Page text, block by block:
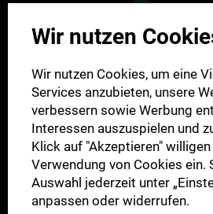
Wir nutzen
Wir nutzen Cookies, um eine
Services anzubieten, unsere
verbessern sowie Werbung
Interessen auszuspielen und
Klick auf "Akzeptieren"
Verwendung von Cookies ein.
Auswahl jederzeit unter
anpassen oder widerrufen.